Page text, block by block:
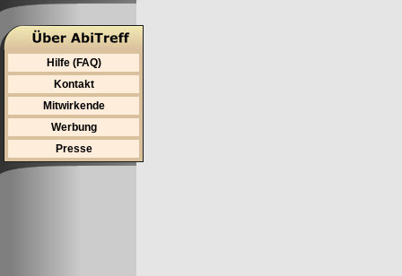
Hilfe (FAQ)
Kontakt
Mitwirkende
Werbung
Presse